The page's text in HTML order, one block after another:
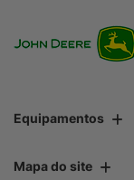
Equipamentos
Mapa do site